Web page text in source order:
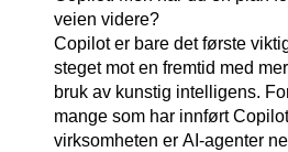
veien videre?
Copilot er bare det første
steget mot en fremtid med mer
bruk av kunstig intelligens.
mange som har innført
virksomheten er AI-agenter